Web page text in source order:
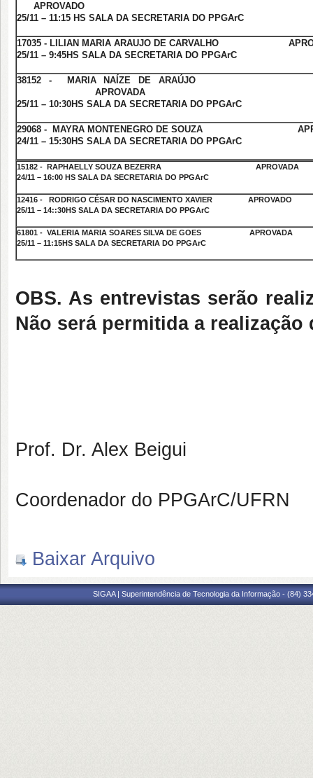
APROVADO
25/11 – 11:15 HS SALA DA SECRETARIA DO PPGArC
17035 - LILIAN MARIA ARAUJO DE CARVALHO
25/11 – 9:45HS SALA DA SECRETARIA DO PPGArC
38152 - MARIA NAÍZE DE
APROVADA
25/11 – 10:30HS SALA DA SECRETARIA DO PPGArC
29068 - MAYRA MONTENEGRO DE SOUZA
24/11 – 15:30HS SALA DA SECRETARIA DO PPGArC
15182 - RAPHAELLY SOUZA BEZERRA APROVADA
24/11 – 16:00 HS SALA DA SECRETARIA DO PPGArC
12416 - RODRIGO CÉSAR DO NASCIMENTO XAVIER APROVADO
25/11 – 14::30HS SALA DA SECRETARIA DO PPGArC
61801 - VALERIA MARIA SOARES SILVA DE GOES APROVADA
25/11 – 11:15HS SALA DA SECRETARIA DO PPGArC
OBS. As entrevistas serão
Não será permitida a
Prof. Dr. Alex Beigui
Coordenador do PPGArC/UFRN
Baixar Arquivo
SIGAA | Superintendência de Tecnologia da Informação - (84)